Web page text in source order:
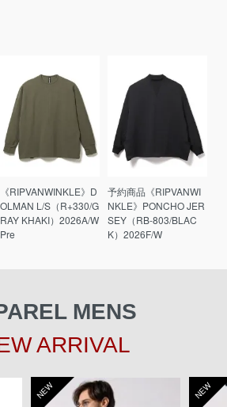
《RIPVANWINKLE》D
OLMAN L/S（R+330/G
RAY KHAKI）2026A/W
Pre
予約商品《RIPVANWI
NKLE》PONCHO JER
SEY（RB-803/BLAC
K）2026F/W
MENS
ARRIVAL
NEW NEW